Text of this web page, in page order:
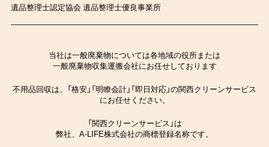
遺品整理士認定協会 遺品整理士優良事業所
当社は一般廃棄物については各地域の役所または
一般廃棄物収集運搬会社にお任せしております
不用品回収は、「格安」「明瞭会計」「即日対応」の関西クリーンサービス
にお任せください。
「関西クリーンサービス」は
弊社、A-LIFE株式会社の商標登録名称です。